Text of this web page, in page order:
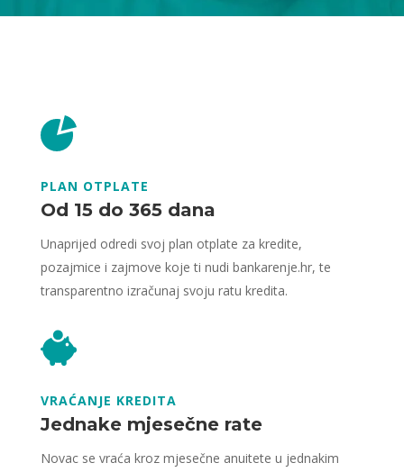
PLAN OTPLATE
Od 15 do 365 dana
Unaprijed odredi svoj plan otplate za kredite,
pozajmice i zajmove koje ti nudi bankarenje.hr, te
transparentno izračunaj svoju ratu kredita.
VRAĆANJE KREDITA
Jednake mjesečne rate
Novac se vraća kroz mjesečne anuitete u jednakim